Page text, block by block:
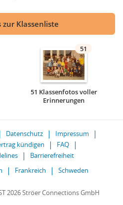
zur Klassenliste
51
51 Klassenfotos voller
Erinnerungen
Datenschutz
Impressum
kündigen
FAQ
Barrierefreiheit
Frankreich Schweden
2026 Ströer Connections GmbH